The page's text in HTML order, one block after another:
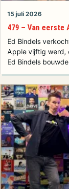
15 juli 2026
479 – Van eerste
Ed Bindels
Apple vijftig werd,
Ed Bindels